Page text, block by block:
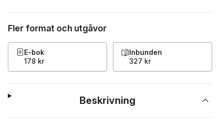
Fler format och utgåvor
E-bok
178 kr
Inbunden
327 kr
Beskrivning